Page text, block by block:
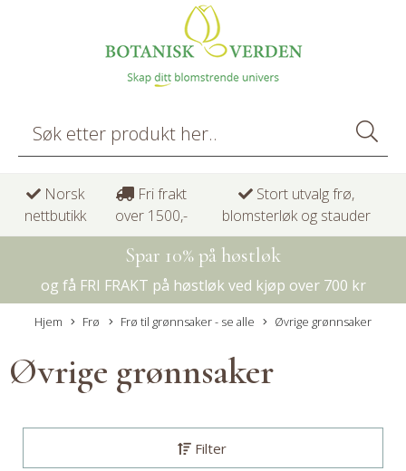
Norsk
nettbutikk
Fri frakt
over 1500,-
Stort utvalg frø,
blomsterløk og stauder
Spar 10% på høstløk
og få FRI FRAKT på høstløk ved kjøp over 700 kr
Hjem Frø Frø til grønnsaker - se alle Øvrige grønnsaker
Øvrige grønnsaker
Filter